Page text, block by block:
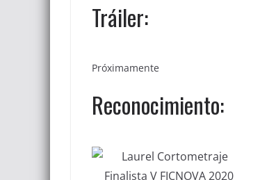
Tráiler:
Próximamente
Reconocimiento: